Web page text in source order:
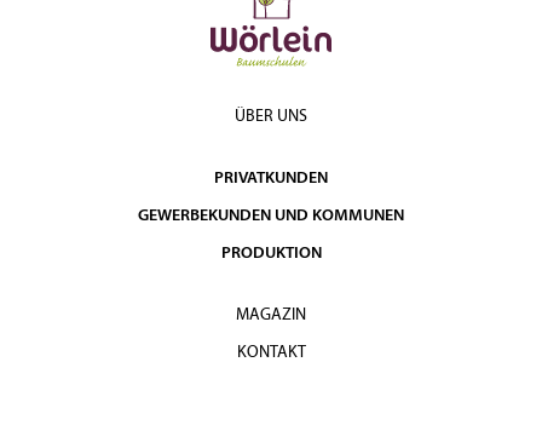
ÜBER UNS
PRIVATKUNDEN
GEWERBEKUNDEN UND KOMMUNEN
PRODUKTION
MAGAZIN
KONTAKT